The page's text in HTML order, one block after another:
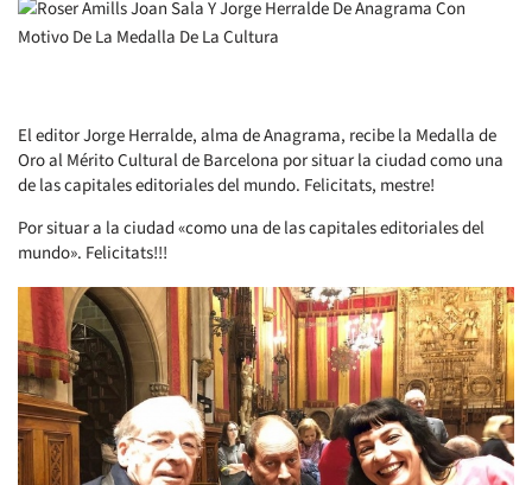
El editor Jorge Herralde, alma de Anagrama, recibe la Medalla de
Oro al Mérito Cultural de Barcelona por situar la ciudad como una
de las capitales editoriales del mundo. Felicitats, mestre!
Por situar a la ciudad «como una de las capitales editoriales del
mundo». Felicitats!!!